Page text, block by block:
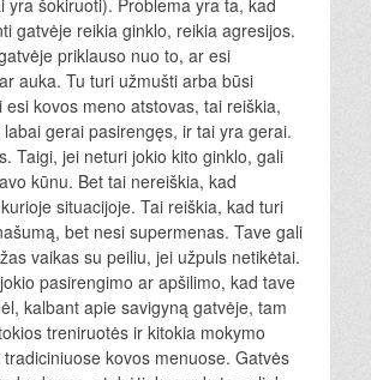
gatvėje reikia ginklo, reikia agresijos.
priklauso nuo to, ar esi
auka. Tu turi užmušti arba būsi
esi kovos meno atstovas, tai reiškia,
gerai pasirengęs, ir tai yra gerai.
Taigi, jei neturi jokio kito ginklo, gali
kūnu. Bet tai nereiškia, kad
situacijoje. Tai reiškia, kad turi
bet nesi supermenas. Tave gali
vaikas su peiliu, jei užpuls netikėtai.
pasirengimo ar apšilimo, kad tave
kalbant apie savigyną gatvėje, tam
treniruotės ir kitokia mokymo
kovos menuose. Gatvės